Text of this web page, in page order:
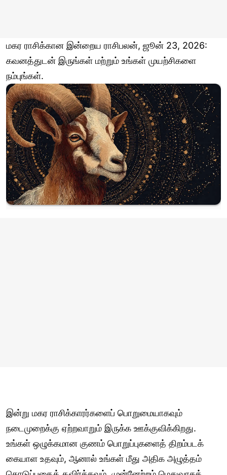
மகர ராசிக்கான இன்றைய ராசிபலன், ஜூன் 23, 2026:
கவனத்துடன் இருங்கள் மற்றும் உங்கள் முயற்சிகளை
நம்புங்கள்.
இன்று மகர ராசிக்காரர்களைப் பொறுமையாகவும்
நடைமுறைக்கு ஏற்றவாறும் இருக்க ஊக்குவிக்கிறது.
உங்கள் ஒழுக்கமான குணம் பொறுப்புகளைத் திறம்படக்
கையாள உதவும், ஆனால் உங்கள் மீது அதிக அழுத்தம்